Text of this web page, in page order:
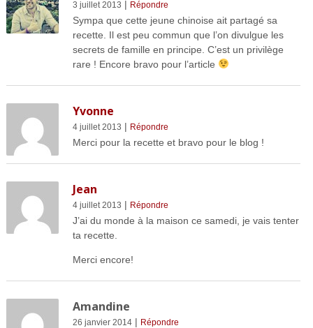
3 juillet 2013 | Répondre
Sympa que cette jeune chinoise ait partagé sa
recette. Il est peu commun que l’on divulgue les
secrets de famille en principe. C’est un privilège
rare ! Encore bravo pour l’article
Yvonne
4 juillet 2013 | Répondre
Merci pour la recette et bravo pour le blog !
Jean
4 juillet 2013 | Répondre
J’ai du monde à la maison ce samedi, je vais tenter
ta recette.
Merci encore!
Amandine
26 janvier 2014| Répondre